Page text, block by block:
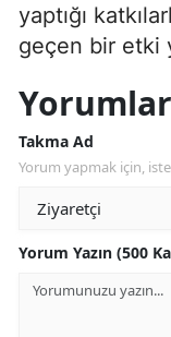
yaptığı
geçen bir etki
Yorumlar
Takma Ad
Yorum yapmak için,
Yorum Yazın (500